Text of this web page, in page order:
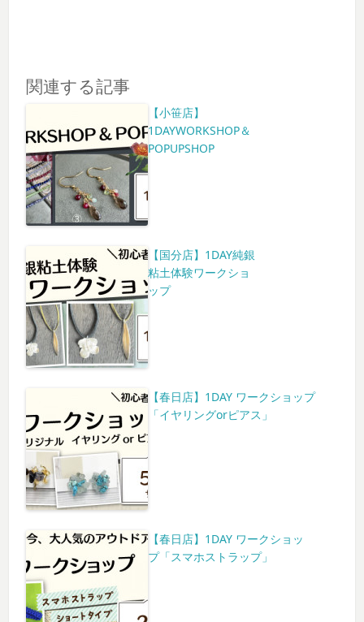
関連する記事
【小笹店】
1DAYWORKSHOP＆
POPUPSHOP
【国分店】1DAY純銀
粘土体験ワークショ
ップ
【春日店】1DAY ワークショップ
「イヤリングorピアス」
【春日店】1DAY ワークショッ
プ「スマホストラップ」